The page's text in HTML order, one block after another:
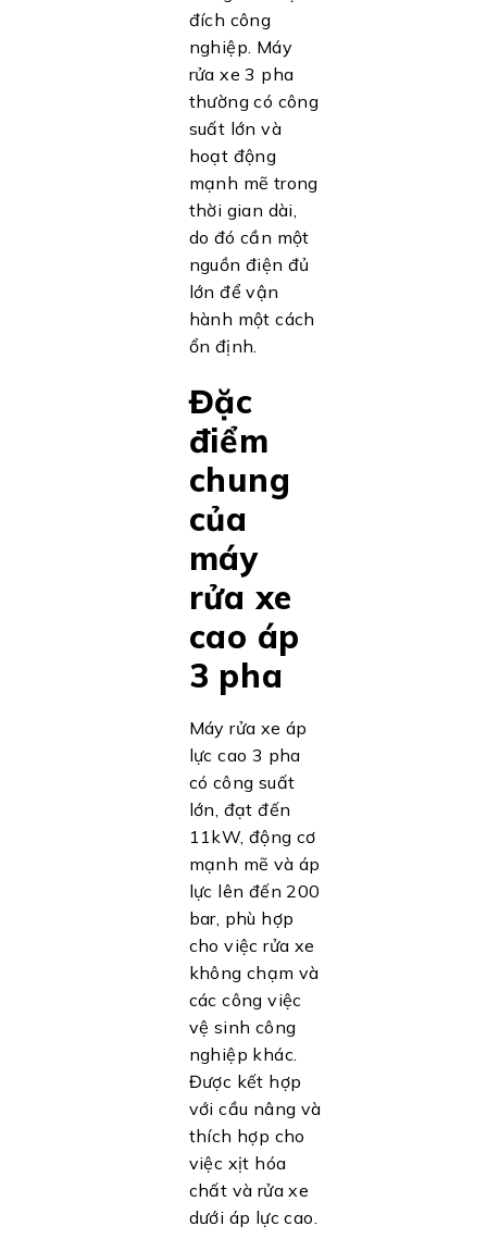
đích công
nghiệp. Máy
rửa xe 3 pha
thường có công
suất lớn và
hoạt động
mạnh mẽ trong
thời gian dài,
do đó cần một
nguồn điện đủ
lớn để vận
hành một cách
ổn định.
Đặc
điểm
chung
của
máy
rửa xe
cao áp
3 pha
Máy rửa xe áp
lực cao 3 pha
có công suất
lớn, đạt đến
11kW, động cơ
mạnh mẽ và áp
lực lên đến 200
bar, phù hợp
cho việc rửa xe
không chạm và
các công việc
vệ sinh công
nghiệp khác.
Được kết hợp
với cầu nâng và
thích hợp cho
việc xịt hóa
chất và rửa xe
dưới áp lực cao.